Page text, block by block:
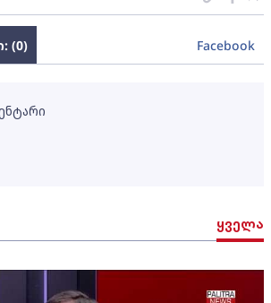
ყველა
(0) Facebook